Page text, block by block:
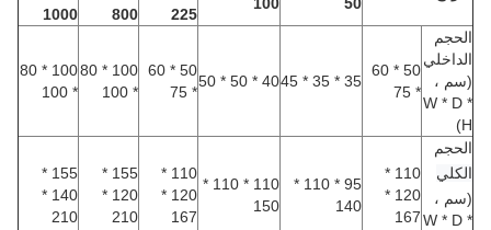
225
800
1000
الحجم
الداخلي
(سم ،
W * D *
H)
50 * 60
* 75
35 * 35 * 45
40 * 50 * 50
50 * 60
* 75
100 * 80
* 100
100 * 80
* 100
الحجم
الكلي
(سم ،
W * D *
110 *
120 *
167
95 * 110 *
140
110 * 110 *
150
110 *
120 *
167
155 *
120 *
210
155 *
140 *
210